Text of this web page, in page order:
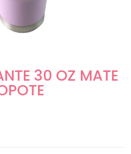
30 OZ MATE